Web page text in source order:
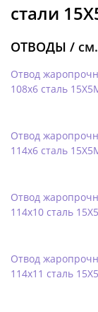
стали
ОТВОДЫ /
Отвод
108х6 сталь
Отвод
114х6 сталь
Отвод
114х10 сталь
Отвод
114х11 сталь